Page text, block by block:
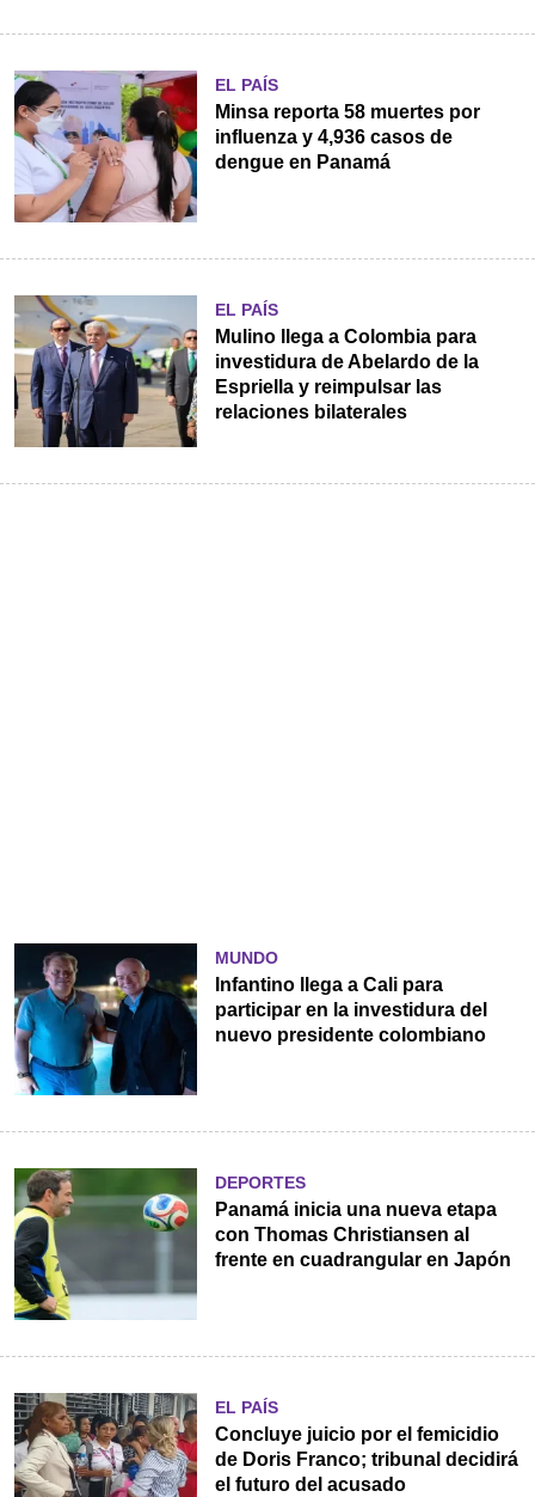
EL PAÍS
Minsa reporta 58 muertes por
influenza y 4,936 casos de
dengue en Panamá
EL PAÍS
Mulino llega a Colombia para
investidura de Abelardo de la
Espriella y reimpulsar las
relaciones bilaterales
MUNDO
Infantino llega a Cali para
participar en la investidura del
nuevo presidente colombiano
DEPORTES
Panamá inicia una nueva etapa
con Thomas Christiansen al
frente en cuadrangular en Japón
EL PAÍS
Concluye juicio por el femicidio
de Doris Franco; tribunal decidirá
el futuro del acusado